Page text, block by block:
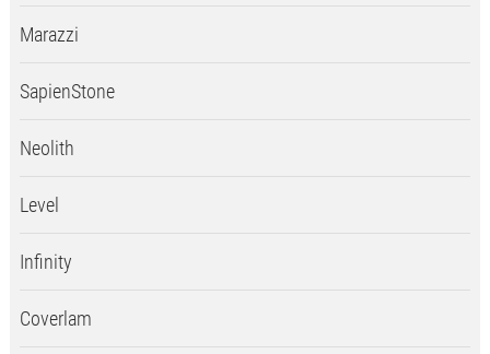
Marazzi
SapienStone
Neolith
Level
Infinity
Coverlam